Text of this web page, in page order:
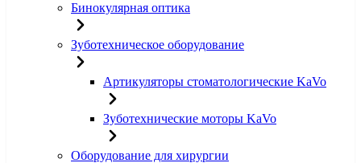
Бинокулярная оптика
Зуботехническое оборудование
Артикуляторы стоматологические KaVo
Зуботехнические моторы KaVo
Оборудование для хирургии